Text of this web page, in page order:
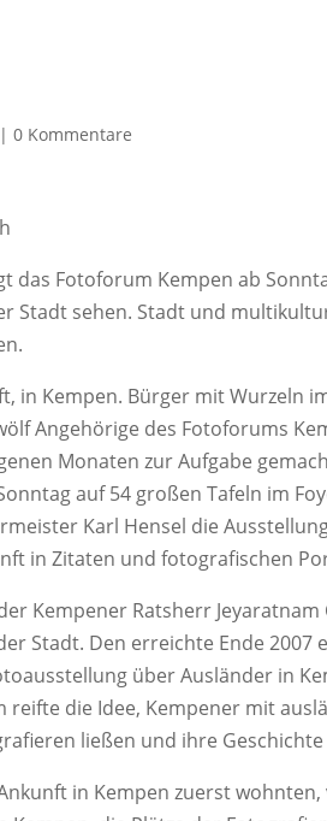
|0 Kommentare
das Fotoforum Kempen ab
Stadt sehen. Stadt und
in Kempen. Bürger mit Wurzeln
Angehörige des Fotoforums
Monaten zur Aufgabe
auf 54 großen Tafeln im
Karl Hensel die
in Zitaten und fotografischen
Kempener Ratsherr Jeyaratnam
Stadt. Den erreichte Ende 2007
über Ausländer in
die Idee, Kempener mit
ließen und ihre
in Kempen zuerst